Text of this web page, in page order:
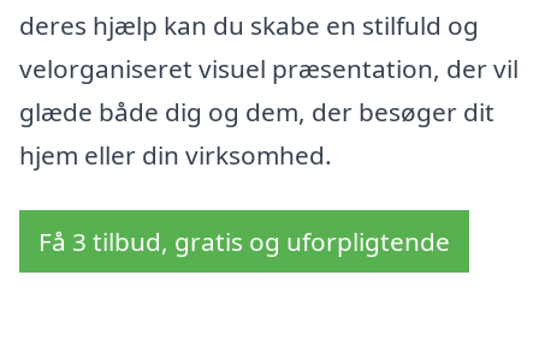
deres hjælp kan du skabe en stilfuld og
velorganiseret visuel præsentation, der vil
glæde både dig og dem, der besøger dit
hjem eller din virksomhed.
Få 3 tilbud, gratis og uforpligtende